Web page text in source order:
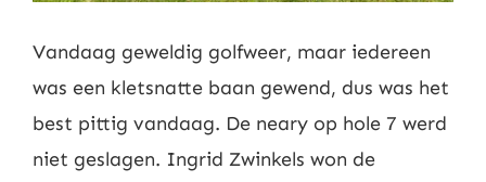
Vandaag geweldig golfweer, maar iedereen
was een kletsnatte baan gewend, dus was het
best pittig vandaag. De neary op hole 7 werd
niet geslagen. Ingrid Zwinkels won de